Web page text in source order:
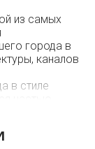
из самых
города в
каналов
в стиле
частью
церкви св.